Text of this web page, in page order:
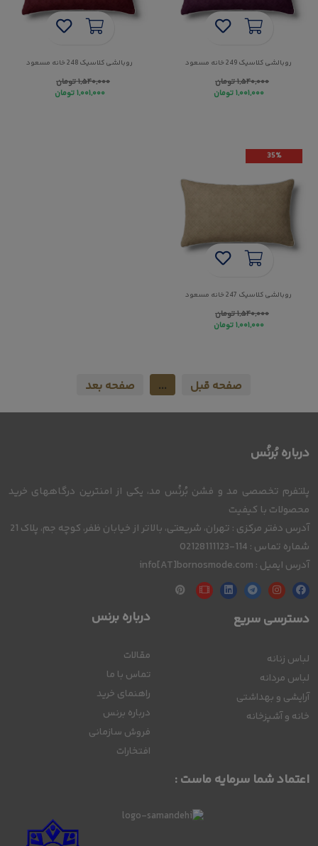
روبالشی کلاسیک 249 خانه مسعود
۱,۵۴۰,۰۰۰تومان
۱,۰۰۱,۰۰۰ تومان
روبالشی کلاسیک 248 خانه مسعود
۱,۵۴۰,۰۰۰تومان
۱,۰۰۱,۰۰۰ تومان
35%
روبالشی کلاسیک 247 خانه مسعود
۱,۵۴۰,۰۰۰تومان
۱,۰۰۱,۰۰۰ تومان
صفحه قبل ... صفحه بعد
درباره بُرنُس
پلتفرم تخصصی مد و فشن بُرنُس مد، یکی از امنترین درگاههای خرید
محصولات با کیفیت
آدرس دفتر مرکزی : تهران، شریعتی، بالاتر از خیابان ظفر، کوچه جم، پلاک 21
شماره تماس : 114-02128111123
آدرس ایمیل : info[AT]bornosmode.com
دسترسی سریع
لباس زنانه
لباس مردانه
آرایشی و بهداشتی
خانه و آشپزخانه
درباره برنس
مقالات
تماس با ما
راهنمای خرید
درباره برنس
فروش سازمانی
افتخارات
اعتماد شما سرمایه ماست :